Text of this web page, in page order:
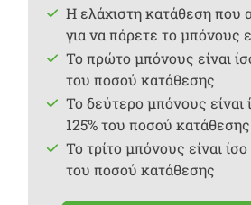
Η ελάχιστη κατάθεση που
για να πάρετε το μπόνους
Το πρώτο μπόνους είναι
του ποσού κατάθεσης
Το δεύτερο μπόνους είναι
125% του ποσού κατάθεσης
Το τρίτο μπόνους είναι
του ποσού κατάθεσης